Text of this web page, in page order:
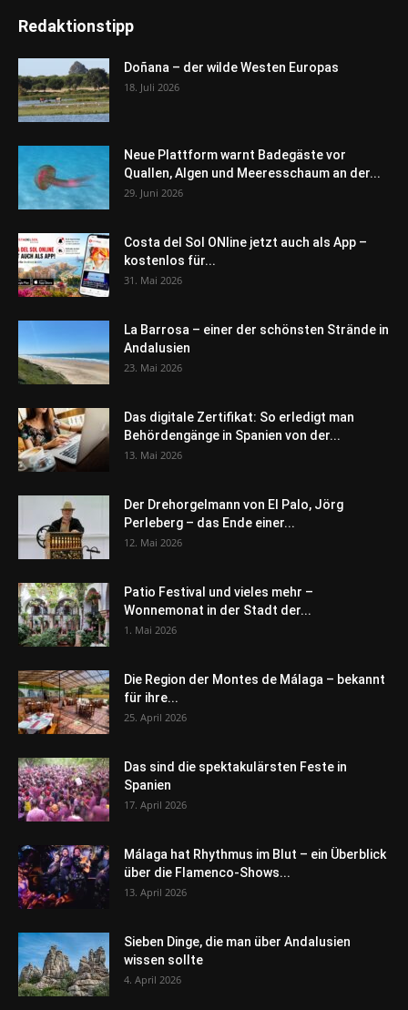
Redaktionstipp
Doñana – der wilde Westen Europas
18. Juli 2026
Neue Plattform warnt Badegäste vor
Quallen, Algen und Meeresschaum an der...
29. Juni 2026
Costa del Sol ONline jetzt auch als App –
kostenlos für...
31. Mai 2026
La Barrosa – einer der schönsten Strände in
Andalusien
23. Mai 2026
Das digitale Zertifikat: So erledigt man
Behördengänge in Spanien von der...
13. Mai 2026
Der Drehorgelmann von El Palo, Jörg
Perleberg – das Ende einer...
12. Mai 2026
Patio Festival und vieles mehr –
Wonnemonat in der Stadt der...
1. Mai 2026
Die Region der Montes de Málaga – bekannt
für ihre...
25. April 2026
Das sind die spektakulärsten Feste in
Spanien
17. April 2026
Málaga hat Rhythmus im Blut – ein Überblick
über die Flamenco-Shows...
13. April 2026
Sieben Dinge, die man über Andalusien
wissen sollte
4. April 2026